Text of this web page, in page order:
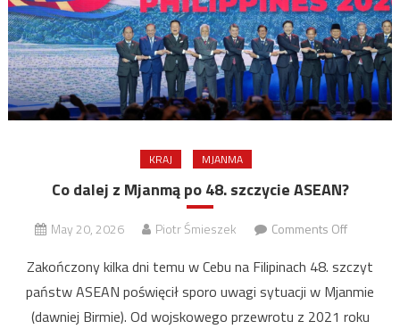
KRAJ MJANMA
Co dalej z Mjanmą po 48. szczycie ASEAN?
May 20, 2026 Piotr Śmieszek Comments Offon
dalej
z
Mjanmą
Zakończony kilka dni temu w Cebu na Filipinach 48. szczyt
państw ASEAN poświęcił sporo uwagi sytuacji w Mjanmie
(dawniej Birmie). Od wojskowego przewrotu z 2021 roku